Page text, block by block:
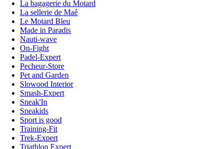
La bagagerie du Motard
La sellerie de Maé
Le Motard Bleu
Made in Paradis
Nauti-wave
On-Fight
Padel-Expert
Pecheur-Store
Pet and Garden
Slowood Interior
Smash-Expert
Sneak'In
Sneakids
Sport is good
Training-Fit
Trek-Expert
Triathlon Expert